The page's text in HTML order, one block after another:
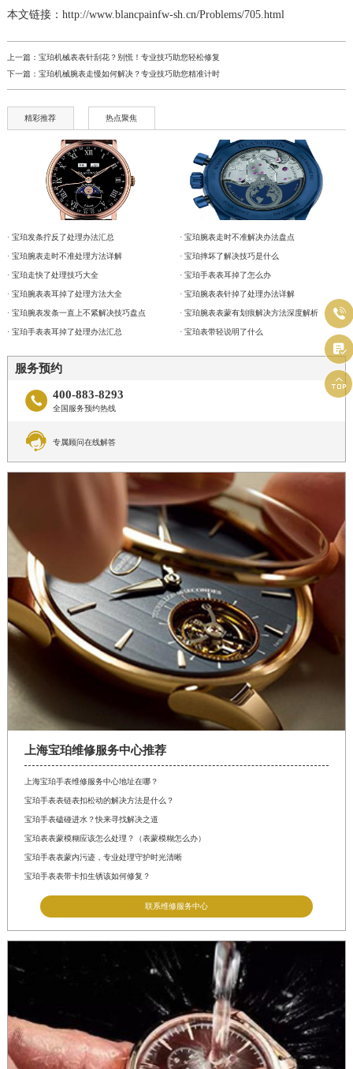
本文链接：http://www.blancpainfw-sh.cn/Problems/705.html
上一篇： 宝珀机械表表针刮花？别慌！专业技巧助您轻松修复
下一篇： 宝珀机械腕表走慢如何解决？专业技巧助您精准计时
精彩推荐 热点聚焦
· 宝珀发条拧反了处理办法汇总
· 宝珀腕表走时不准处理方法详解
· 宝珀走快了处理技巧大全
· 宝珀腕表表耳掉了处理方法大全
· 宝珀腕表发条一直上不紧解决技巧盘点
· 宝珀手表表耳掉了处理办法汇总
· 宝珀腕表走时不准解决办法盘点
· 宝珀摔坏了解决技巧是什么
· 宝珀手表表耳掉了怎么办
· 宝珀腕表表针掉了处理办法详解
· 宝珀腕表表蒙有划痕解决方法深度解析
· 宝珀表带轻说明了什么
服务预约
 400-883-8293
全国服务预约热线
 专属顾问在线解答
上海宝珀维修服务中心推荐
上海宝珀手表维修服务中心地址在哪？
宝珀手表表链表扣松动的解决方法是什么？
宝珀手表磕碰进水？快来寻找解决之道
宝珀表表蒙模糊应该怎么处理？（表蒙模糊怎么办）
宝珀手表表蒙内污迹，专业处理守护时光清晰
宝珀手表表带卡扣生锈该如何修复？
联系维修服务中心


